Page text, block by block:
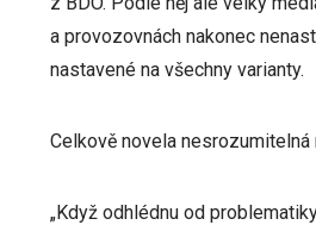
a provozovnách nakonec
nastavené na všechny varianty.
Celkově novela nesrozumitelná
„Když odhlédnu od